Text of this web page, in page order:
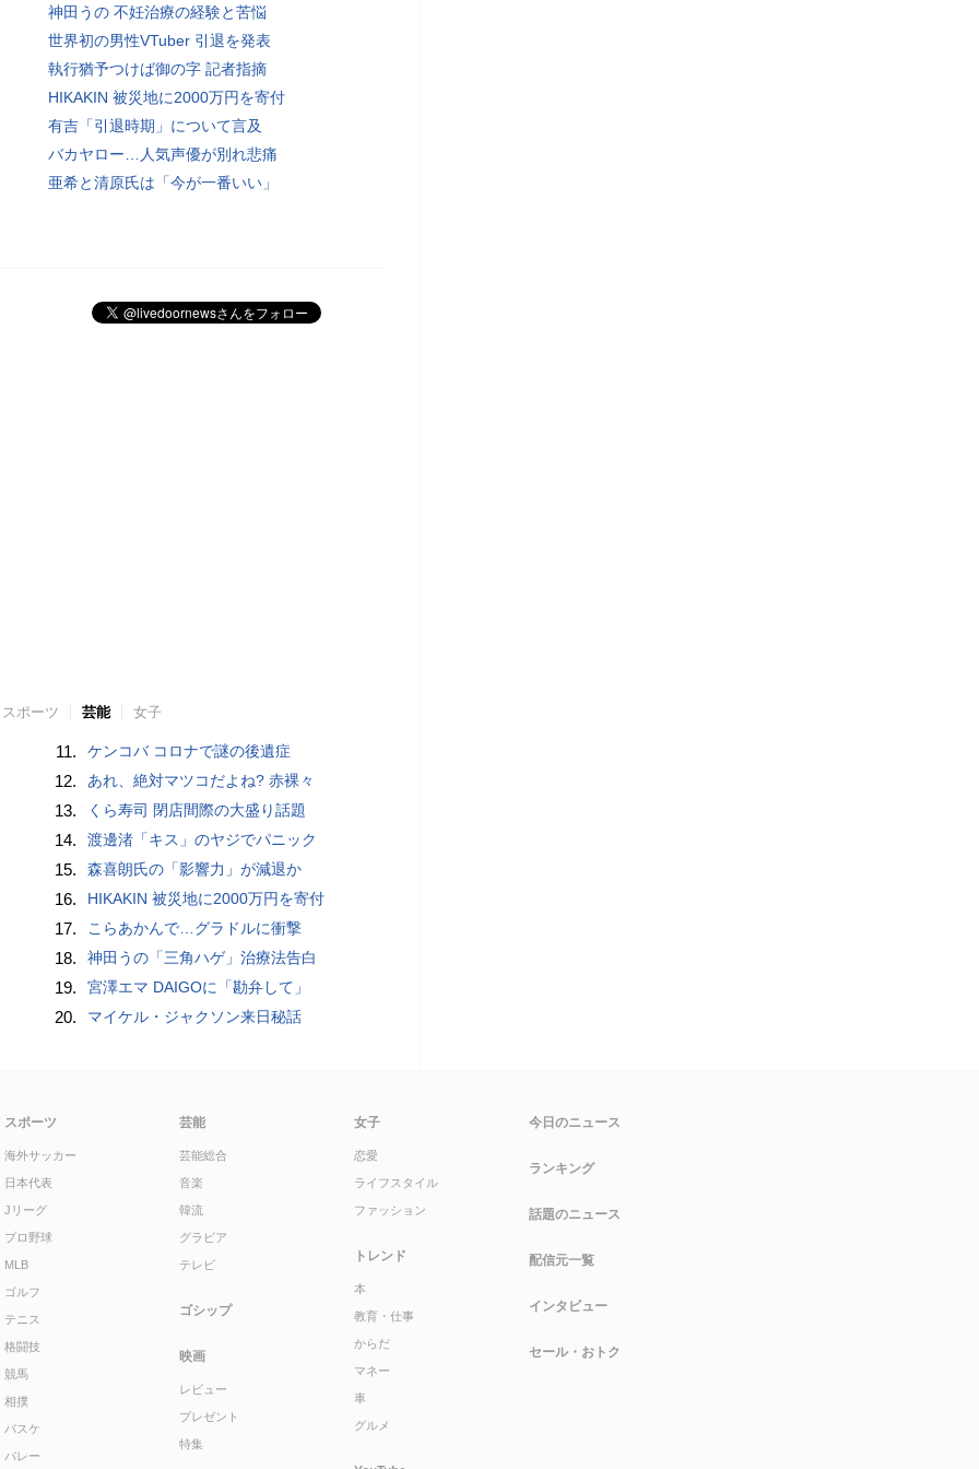
神田うの 不妊治療の経験と苦悩
世界初の男性VTuber 引退を発表
執行猶予つけば御の字 記者指摘
HIKAKIN 被災地に2000万円を寄付
有吉「引退時期」について言及
バカヤロー…人気声優が別れ悲痛
亜希と清原氏は「今が一番いい」
スポーツ 芸能 女子
11. ケンコバ コロナで謎の後遺症
12. あれ、絶対マツコだよね? 赤裸々
13. くら寿司 閉店間際の大盛り話題
14. 渡邊渚「キス」のヤジでパニック
15. 森喜朗氏の「影響力」が減退か
16. HIKAKIN 被災地に2000万円を寄付
17. こらあかんで…グラドルに衝撃
18. 神田うの「三角ハゲ」治療法告白
19. 宮澤エマ DAIGOに「勘弁して」
20. マイケル・ジャクソン来日秘話
スポーツ
海外サッカー
日本代表
Jリーグ
プロ野球
MLB
ゴルフ
テニス
格闘技
競馬
相撲
バスケ
バレー
芸能
芸能総合
音楽
韓流
グラビア
テレビ
ゴシップ
映画
レビュー
プレゼント
特集
女子
恋愛
ライフスタイル
ファッション
トレンド
本
教育・仕事
からだ
マネー
車
グルメ
今日のニュース
ランキング
話題のニュース
配信元一覧
インタビュー
セール・おトク